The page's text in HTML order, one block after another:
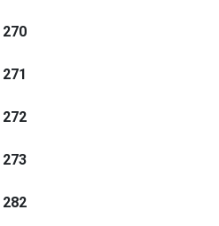
270
271
272
273
282